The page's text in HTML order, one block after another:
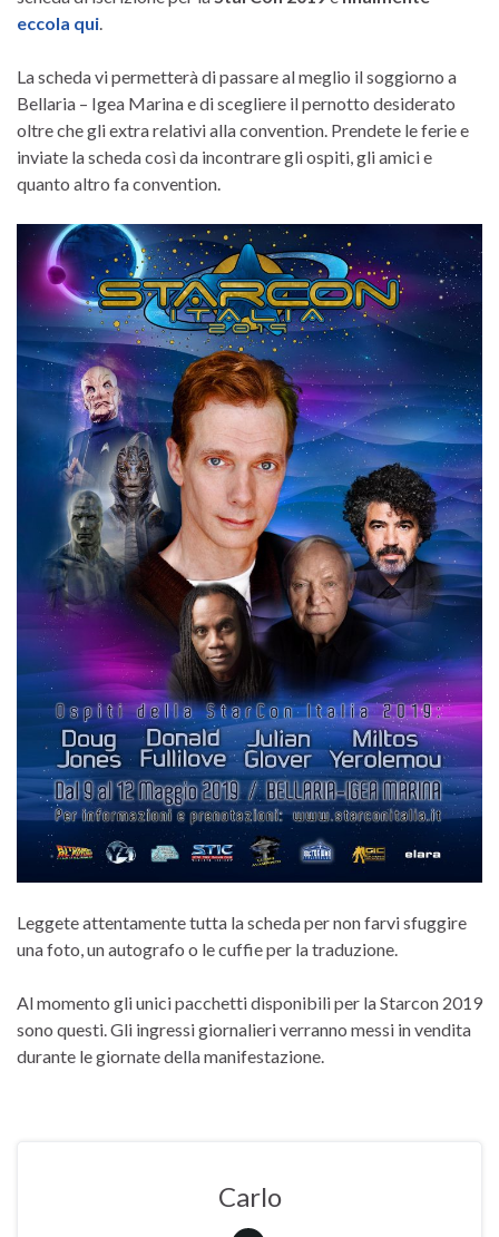
eccola qui
La scheda vi permetterà di passare al meglio il soggiorno a
Bellaria – Igea Marina e di scegliere il pernotto desiderato
oltre che gli extra relativi alla convention. Prendete le ferie e
inviate la scheda così da incontrare gli ospiti, gli amici e
quanto altro fa convention.
Leggete attentamente tutta la scheda per non farvi sfuggire
una foto, un autografo o le cuffie per la traduzione.
Al momento gli unici pacchetti disponibili per la Starcon 2019
sono questi. Gli ingressi giornalieri verranno messi in vendita
durante le giornate della manifestazione.
Carlo